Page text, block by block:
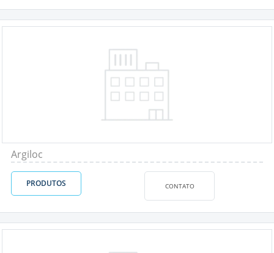
Argiloc
PRODUTOS CONTATO